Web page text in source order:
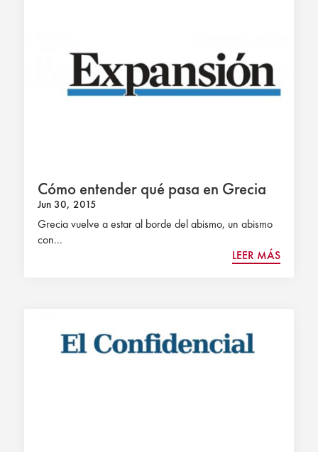
Cómo entender qué pasa en Grecia
Jun 30, 2015
Grecia vuelve a estar al borde del abismo, un abismo
con...
LEER MÁS